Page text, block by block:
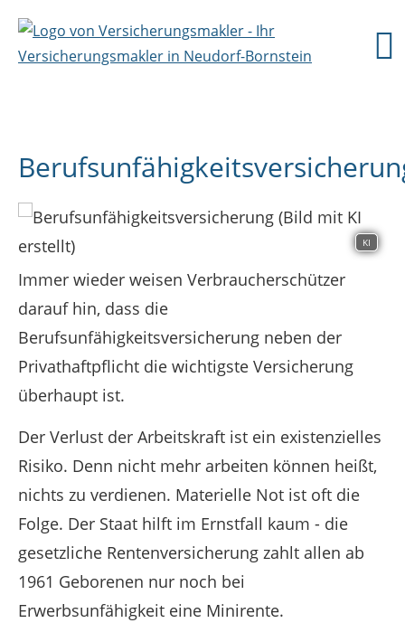
KI
Immer wieder weisen Verbraucherschützer
darauf hin, dass die
Berufsunfähigkeitsversicherung neben der
Privathaftpflicht die wichtigste Versicherung
überhaupt ist.
Der Verlust der Arbeitskraft ist ein existenzielles
Risiko. Denn nicht mehr arbeiten können heißt,
nichts zu verdienen. Materielle Not ist oft die
Folge. Der Staat hilft im Ernstfall kaum - die
gesetzliche Rentenversicherung zahlt allen ab
1961 Geborenen nur noch bei
Erwerbsunfähigkeit eine Minirente.